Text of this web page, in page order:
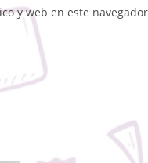
y web en este